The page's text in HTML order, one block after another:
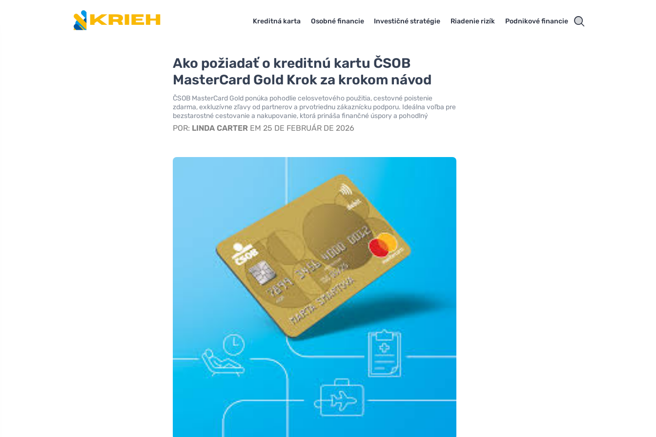
Kreditná karta Osobné financie Investičné stratégie Riadenie rizík Podnikové financie
Ako požiadať o kreditnú kartu ČSOB
MasterCard Gold Krok za krokom návod
ČSOB MasterCard Gold ponúka pohodlie celosvetového použitia, cestovné poistenie
zdarma, exkluzívne zľavy od partnerov a prvotriednu zákaznícku podporu. Ideálna voľba pre
bezstarostné cestovanie a nakupovanie, ktorá prináša finančné úspory a pohodlný
POR: LINDA CARTER EM 25 DE FEBRUÁR DE 2026